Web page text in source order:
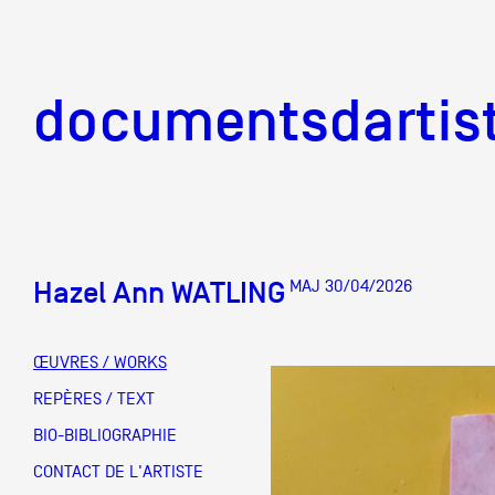
Équipe
Hazel Ann WATLING MAJ 30/04/2026
ŒUVRES / WORKS
REPÈRES / TEXT
BIO-BIBLIOGRAPHIE
CONTACT DE L'ARTISTE